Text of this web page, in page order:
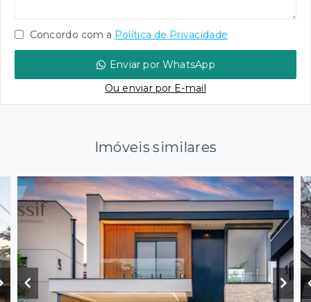
Concordo com a Política de Privacidade
Enviar por WhatsApp
Ou enviar por E-mail
Imóveis similares